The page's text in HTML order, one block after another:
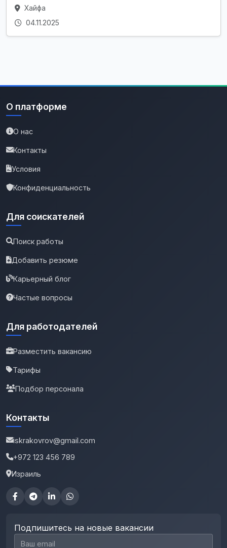
Хайфа
04.11.2025
О платформе
О нас
Контакты
Условия
Конфиденциальность
Для соискателей
Поиск работы
Добавить резюме
Карьерный блог
Частые вопросы
Для работодателей
Разместить вакансию
Тарифы
Подбор персонала
Контакты
iskrakovrov@gmail.com
+972 123 456 789
Израиль
Подпишитесь на новые вакансии
Email для подписки